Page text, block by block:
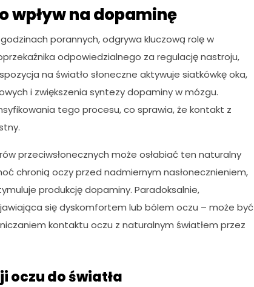
wpływ na dopaminę
porannych, odgrywa kluczową rolę w
odpowiedzialnego za regulację nastroju,
na światło słoneczne aktywuje siatkówkę oka,
i zwiększenia syntezy dopaminy w mózgu.
tego procesu, co sprawia, że kontakt z
przeciwsłonecznych może osłabiać ten naturalny
chronią oczy przed nadmiernym nasłonecznieniem,
produkcję dopaminy. Paradoksalnie,
się dyskomfortem lub bólem oczu – może być
kontaktu oczu z naturalnym światłem przez
oczu do światła